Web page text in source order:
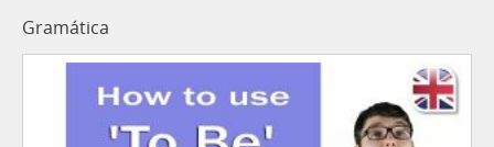
Gramática